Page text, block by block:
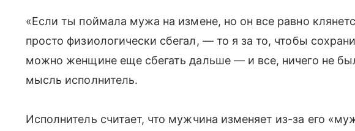
«Если ты поймала мужа на измене, но он все равно
просто физиологически сбегал, — то я за то, чтобы
можно женщине еще сбегать дальше — и все, ничего не
мысль исполнитель.
Исполнитель считает, что мужчина изменяет из-за его